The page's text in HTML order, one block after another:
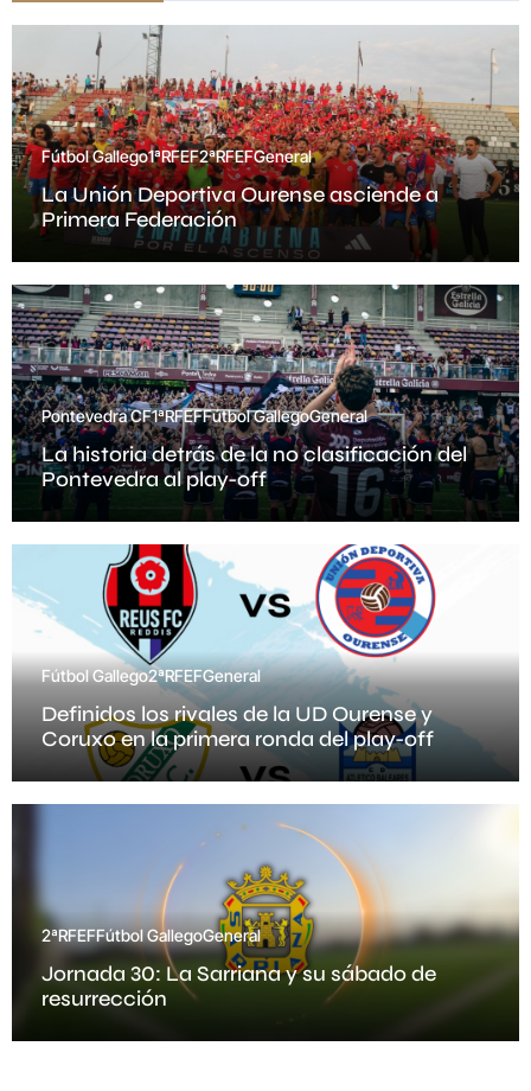
Fútbol Gallego1ªRFEF2ªRFEFGeneral
La Unión Deportiva Ourense asciende a
Primera Federación
Pontevedra CF1ªRFEFFútbol GallegoGeneral
La historia detrás de la no clasificación del
Pontevedra al play-off
Fútbol Gallego2ªRFEFGeneral
Definidos los rivales de la UD Ourense y
Coruxo en la primera ronda del play-off
2ªRFEFFútbol GallegoGeneral
Jornada 30: La Sarriana y su sábado de
resurrección